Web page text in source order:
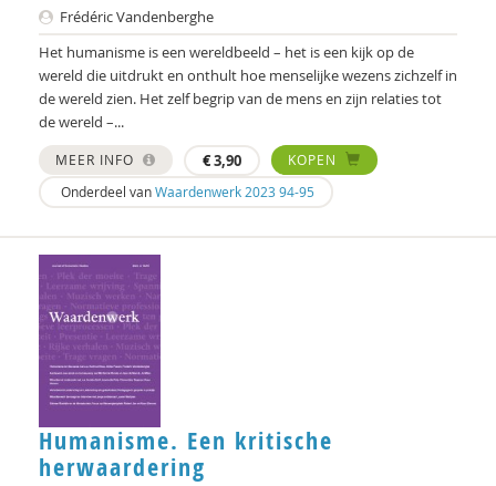
Frédéric Vandenberghe
Het humanisme is een wereldbeeld – het is een kijk op de
wereld die uitdrukt en onthult hoe menselijke wezens zichzelf in
de wereld zien. Het zelf begrip van de mens en zijn relaties tot
de wereld –...
MEER INFO €3,90
KOPEN
Onderdeel vanWaardenwerk 2023 94-95
Humanisme. Een kritische
herwaardering